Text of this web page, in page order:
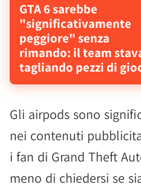
GTA 6 sarebbe
"significativamente
peggiore" senza
rimando: il team
tagliando pezzi di
Gli airpods sono
nei contenuti
i fan di Grand Theft
meno di chiedersi se